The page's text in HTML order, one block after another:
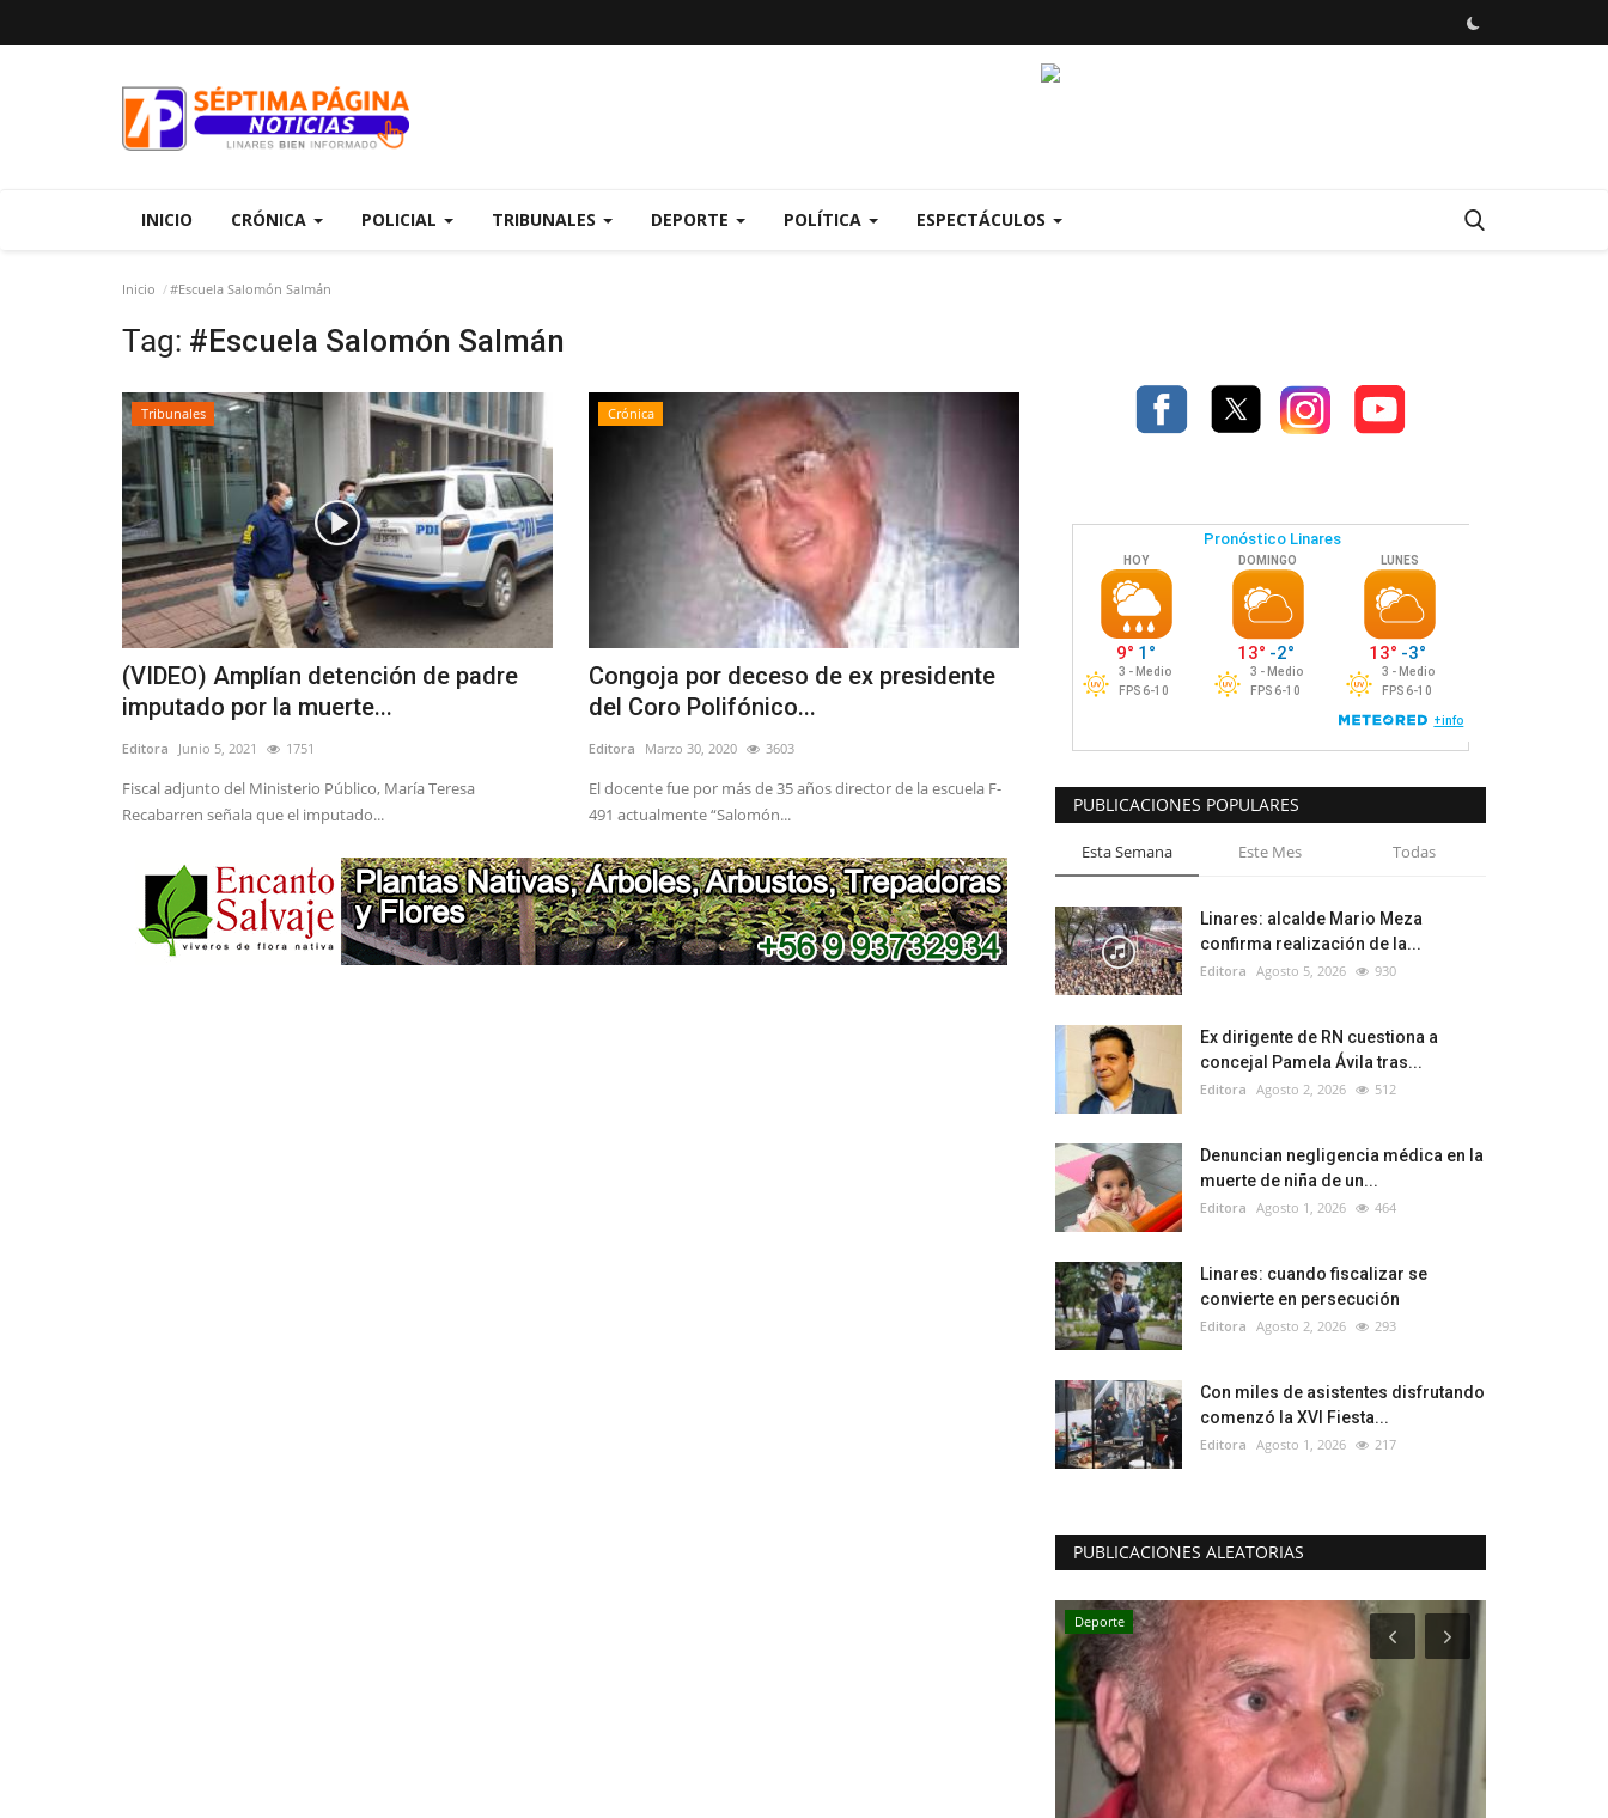
INICIO CRÓNICA POLICIAL TRIBUNALES DEPORTE POLÍTICA ESPECTÁCULOS
Inicio #Escuela Salomón Salmán
Tag: #Escuela Salomón Salmán
Tribunales
(VIDEO) Amplían detención de padre
imputado por la muerte...
Editora Junio 5, 2021 1751
Fiscal adjunto del Ministerio Público, María Teresa
Recabarren señala que el imputado...
Crónica
Congoja por deceso de ex presidente
del Coro Polifónico...
Editora Marzo 30, 2020 3603
El docente fue por más de 35 años director de la escuela F-
491 actualmente “Salomón...
PUBLICACIONES POPULARES
Esta Semana Este Mes Todas
Linares: alcalde Mario Meza
confirma realización de la...
Editora Agosto 5, 2026 930
Ex dirigente de RN cuestiona a
concejal Pamela Ávila tras...
Editora Agosto 2, 2026 512
Denuncian negligencia médica en la
muerte de niña de un...
Editora Agosto 1, 2026 464
Linares: cuando fiscalizar se
convierte en persecución
Editora Agosto 2, 2026 293
Con miles de asistentes disfrutando
comenzó la XVI Fiesta...
Editora Agosto 1, 2026 217
PUBLICACIONES ALEATORIAS
Deporte